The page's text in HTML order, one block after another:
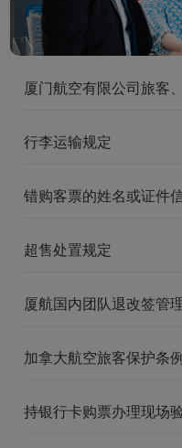
厦门航空有限公司旅客
行李运输规定
错购客票的姓名或证件
超售处置规定
厦航国内团队退改签管
加拿大航空旅客保护条
持银行卡购票办理现场